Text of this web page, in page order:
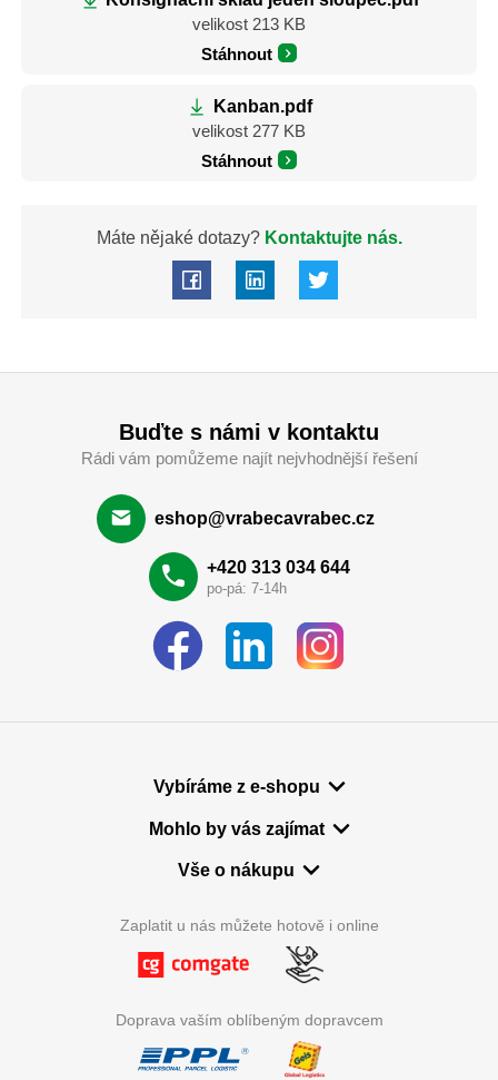
velikost 213 KB
Stáhnout
Kanban.pdf
velikost 277 KB
Stáhnout
Máte nějaké dotazy?Kontaktujte nás.
Buďte s námi v kontaktu
Rádi vám pomůžeme najít nejvhodnější řešení
eshop@vrabecavrabec.cz
+420 313 034 644
po-pá: 7-14h
Vybíráme z e-shopu
Mohlo by vás zajímat
Vše o nákupu
Zaplatit u nás můžete hotově i online
Doprava vaším oblíbeným dopravcem